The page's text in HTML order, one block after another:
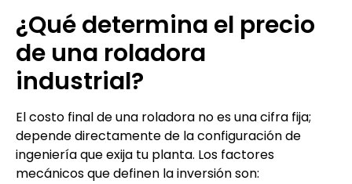
¿Qué determina el precio
de una roladora
industrial?
El costo final de una roladora no es una cifra fija;
depende directamente de la configuración de
ingeniería que exija tu planta. Los factores
mecánicos que definen la inversión son: